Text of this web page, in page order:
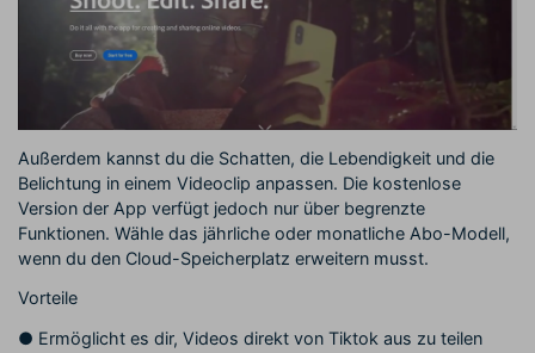
Außerdem kannst du die Schatten, die Lebendigkeit und die
Belichtung in einem Videoclip anpassen. Die kostenlose
Version der App verfügt jedoch nur über begrenzte
Funktionen. Wähle das jährliche oder monatliche Abo-Modell,
wenn du den Cloud-Speicherplatz erweitern musst.
Vorteile
● Ermöglicht es dir, Videos direkt von Tiktok aus zu teilen